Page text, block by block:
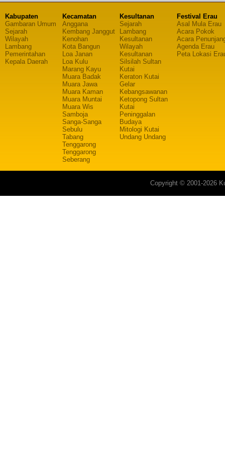
Kabupaten
Gambaran Umum
Sejarah
Wilayah
Lambang
Pemerintahan
Kepala Daerah
Kecamatan
Anggana
Kembang Janggut
Kenohan
Kota Bangun
Loa Janan
Loa Kulu
Marang Kayu
Muara Badak
Muara Jawa
Muara Kaman
Muara Muntai
Muara Wis
Samboja
Sanga-Sanga
Sebulu
Tabang
Tenggarong
Tenggarong
Seberang
Kesultanan
Sejarah
Lambang
Kesultanan
Wilayah
Kesultanan
Silsilah Sultan
Kutai
Keraton Kutai
Gelar
Kebangsawanan
Ketopong Sultan
Kutai
Peninggalan
Budaya
Mitologi Kutai
Undang Undang
Festival Erau
Asal Mula Erau
Acara Pokok
Acara
Agenda Erau
Peta Lokasi
Copyright © 2001-2026